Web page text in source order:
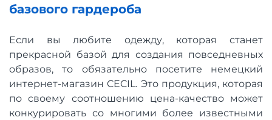
базового гардероба
Если вы любите одежду, которая станет
прекрасной базой для создания повседневных
образов, то обязательно посетите немецкий
интернет-магазин CECIL. Это продукция, которая
по своему соотношению цена-качество может
конкурировать со многими более известными